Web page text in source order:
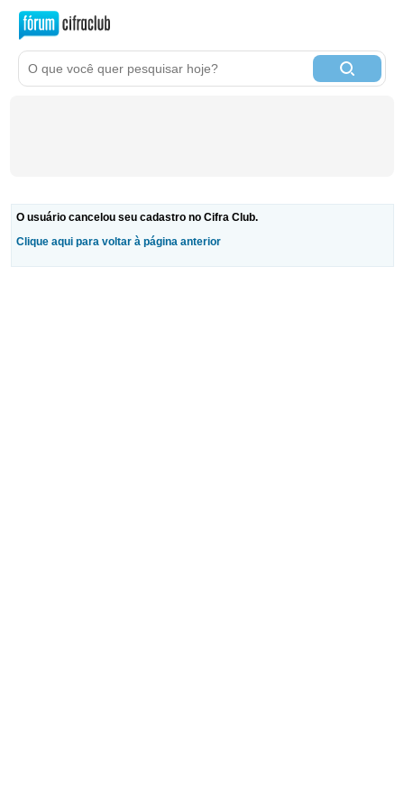
O usuário cancelou seu cadastro no Cifra Club.
Clique aqui para voltar à página anterior